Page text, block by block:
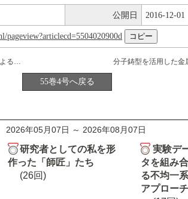
公開日 2016-12-01
pageview?articlecd=5504020900d
分子鋳型を活用した金
高分子内包型多元金属ナノ粒子触媒による酸素酸化反応と化成品合成
55巻4号へ戻る
2026年05月07日 ～ 2026年08月07日
研究者としての私を形
作った「師匠」たち
(26回)
実験デ
タを組み
る不均一
アプローチ